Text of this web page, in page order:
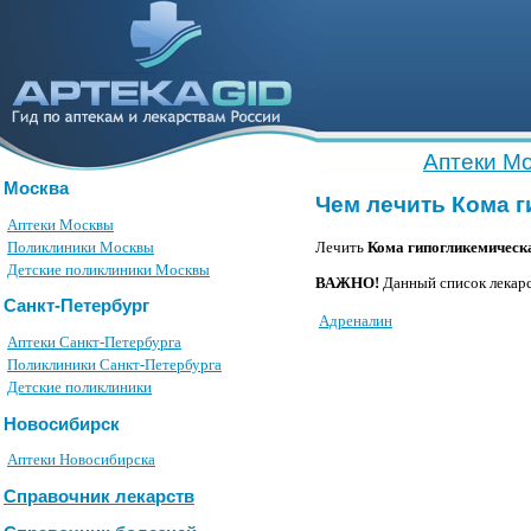
Аптеки
Москва
Аптеки Москвы
Поликлиники Москвы
Детские поликлиники Москвы
Санкт-Петербург
Аптеки Санкт-Петербурга
Поликлиники Санкт-Петербурга
Детские поликлиники
Новосибирск
Аптеки Новосибирска
Справочник лекарств
Чем лечить Кома
Лечить Кома
ВАЖНО! Данный список
Адреналин